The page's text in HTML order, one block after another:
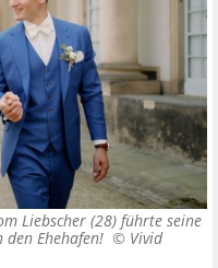
Liebscher (28) führte seine
den Ehehafen! © Vivid